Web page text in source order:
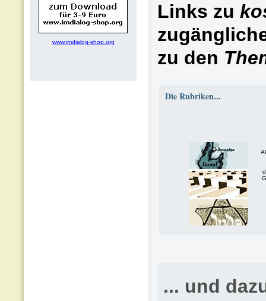
www.imdialog-shop.org
Links zu
zu den
Die Rubriken...
... und